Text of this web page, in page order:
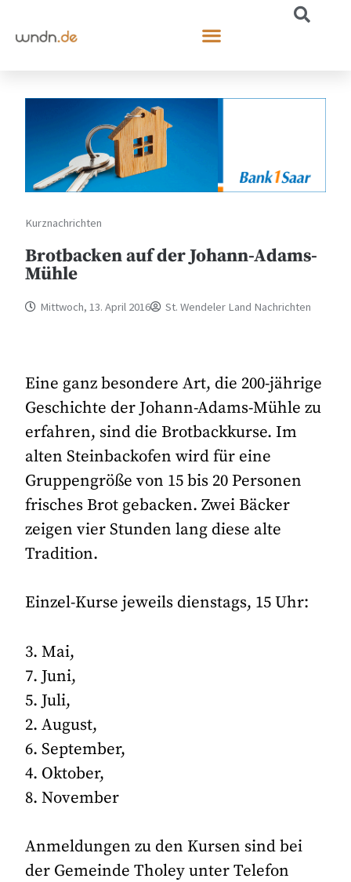
Kurznachrichten
Brotbacken auf der Johann-Adams-
Mühle
Mittwoch, 13. April 2016 St. Wendeler Land Nachrichten
Eine ganz besondere Art, die 200-jährige
Geschichte der Johann-Adams-Mühle zu
erfahren, sind die Brotbackkurse. Im
alten Steinbackofen wird für eine
Gruppengröße von 15 bis 20 Personen
frisches Brot gebacken. Zwei Bäcker
zeigen vier Stunden lang diese alte
Tradition.
Einzel-Kurse jeweils dienstags, 15 Uhr:
3. Mai,
7. Juni,
5. Juli,
2. August,
6. September,
4. Oktober,
8. November
Anmeldungen zu den Kursen sind bei
der Gemeinde Tholey unter Telefon